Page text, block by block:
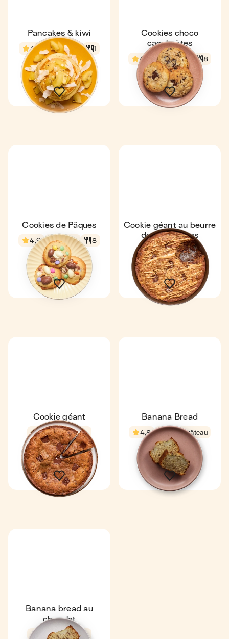
Pancakes & kiwi
4,7 20 min 1
Cookies choco
cacahuètes
4,7 23 min 8
Cookies de Pâques
4,9 15 min 8
Cookie géant au beurre
de cacahuètes
4,5
42 min
1 gâteau
8
Cookie géant
4,3
42 min
1 gâteau
8
Banana Bread
4,8 1 h
1 gâteau
8
Banana bread au
chocolat
4,8
50 min